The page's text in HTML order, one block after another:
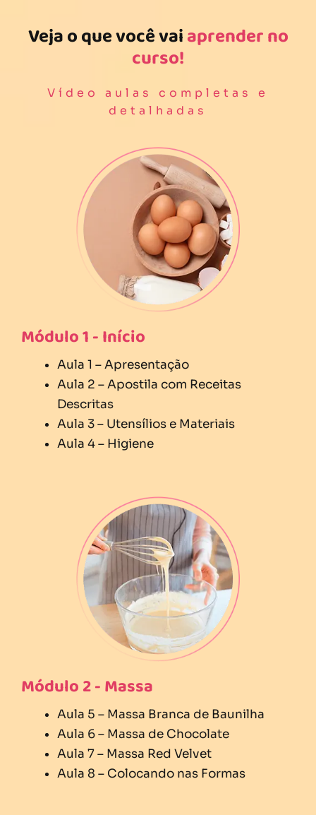
Veja o que você vaiaprender no
curso!
Vídeo aulas completas e
detalhadas
Módulo 1 - Início
Aula 1 – Apresentação
Aula 2 – Apostila com Receitas
Descritas
Aula 3 – Utensílios e Materiais
Aula 4 – Higiene
Módulo 2 - Massa
Aula 5 – Massa Branca de Baunilha
Aula 6 – Massa de Chocolate
Aula 7 – Massa Red Velvet
Aula 8 – Colocando nas Formas